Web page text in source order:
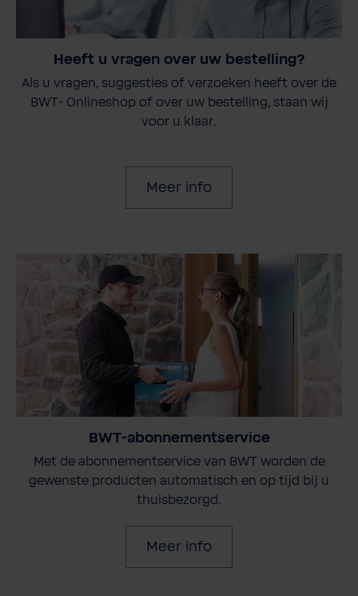
Heeft u vragen over uw bestelling?
Als u vragen, suggesties of verzoeken heeft over de
BWT- Onlineshop of over uw bestelling, staan wij
voor u klaar.
Meer info
BWT-abonnementservice
Met de abonnementservice van BWT worden de
gewenste producten automatisch en op tijd bij u
thuisbezorgd.
Meer info